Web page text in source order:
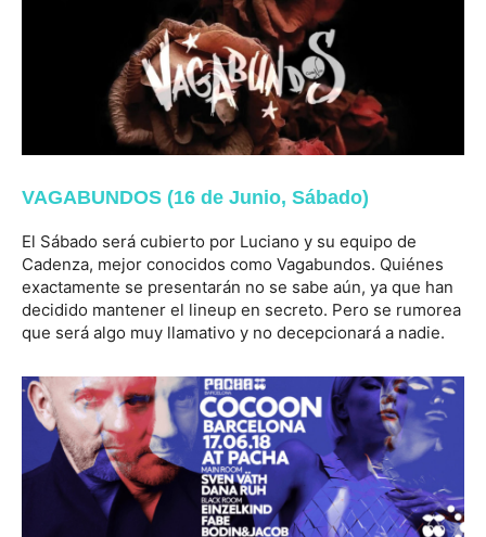
VAGABUNDOS (16 de Junio, Sábado)
El Sábado será cubierto por Luciano y su equipo de
Cadenza, mejor conocidos como Vagabundos. Quiénes
exactamente se presentarán no se sabe aún, ya que han
decidido mantener el lineup en secreto. Pero se rumorea
que será algo muy llamativo y no decepcionará a nadie.